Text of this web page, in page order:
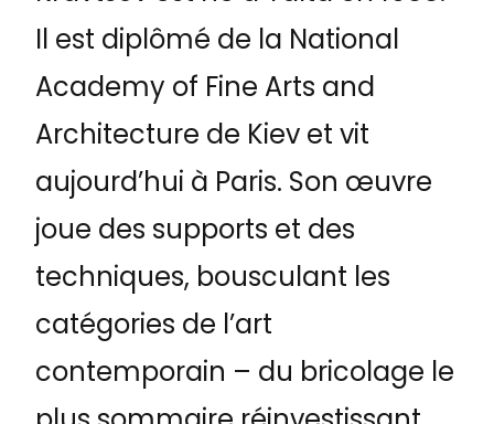
Il est diplômé de la National
Academy of Fine Arts and
Architecture de Kiev et vit
aujourd’hui à Paris. Son œuvre
joue des supports et des
techniques, bousculant les
catégories de l’art
contemporain – du bricolage le